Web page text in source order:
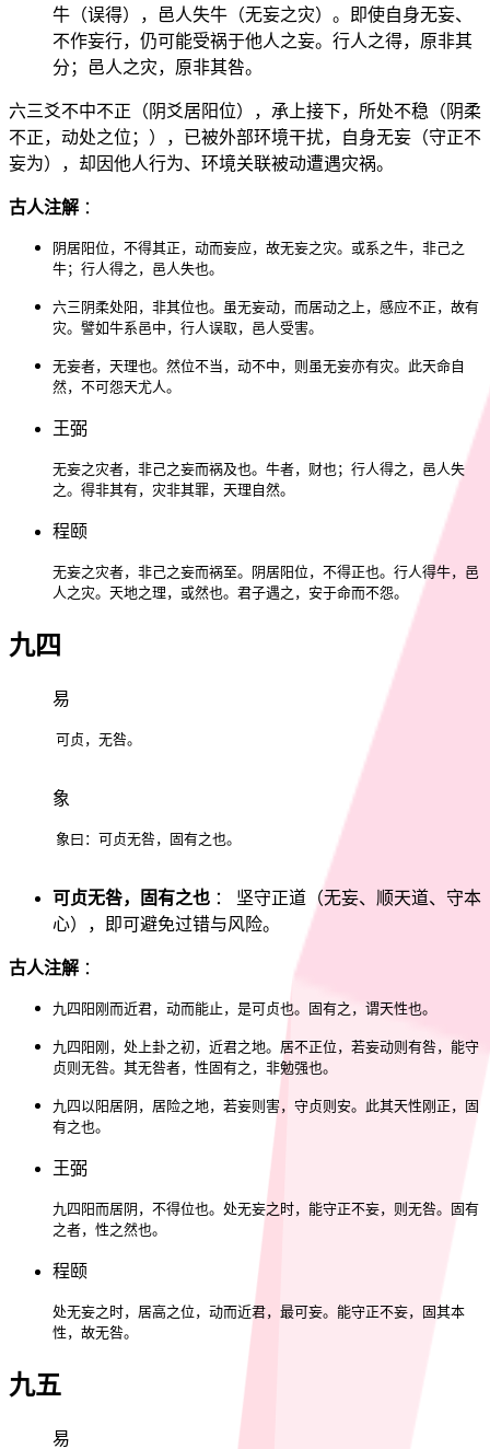
牛（误得），邑人失牛（无妄之灾）。即使自身无妄、
不作妄行，仍可能受祸于他人之妄。行人之得，原非其
分；邑人之灾，原非其咎。
六三爻不中不正（阴爻居阳位），承上接下，所处不稳（阴柔
不正，动处之位；），已被外部环境干扰，自身无妄（守正不
妄为），却因他人行为、环境关联被动遭遇灾祸。
古人注解 ：
阴居阳位，不得其正，动而妄应，故无妄之灾。或系之牛，非己之
牛；行人得之，邑人失也。
六三阴柔处阳，非其位也。虽无妄动，而居动之上，感应不正，故有
灾。譬如牛系邑中，行人误取，邑人受害。
无妄者，天理也。然位不当，动不中，则虽无妄亦有灾。此天命自
然，不可怨天尤人。
王弼
无妄之灾者，非己之妄而祸及也。牛者，财也；行人得之，邑人失
之。得非其有，灾非其罪，天理自然。
程颐
无妄之灾者，非己之妄而祸至。阴居阳位，不得正也。行人得牛，邑
人之灾。天地之理，或然也。君子遇之，安于命而不怨。
九四
易
可贞，无咎。
象
象曰：可贞无咎，固有之也。
可贞无咎，固有之也 ： 坚守正道（无妄、顺天道、守本
心），即可避免过错与风险。
古人注解 ：
九四阳刚而近君，动而能止，是可贞也。固有之，谓天性也。
九四阳刚，处上卦之初，近君之地。居不正位，若妄动则有咎，能守
贞则无咎。其无咎者，性固有之，非勉强也。
九四以阳居阴，居险之地，若妄则害，守贞则安。此其天性刚正，固
有之也。
王弼
九四阳而居阴，不得位也。处无妄之时，能守正不妄，则无咎。固有
之者，性之然也。
程颐
处无妄之时，居高之位，动而近君，最可妄。能守正不妄，固其本
性，故无咎。
九五
易